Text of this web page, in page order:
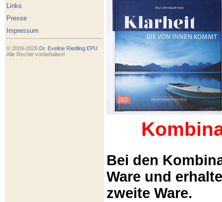
Links
Presse
Impressum
© 2009-2026 Dr. Eveline Riedling EPU
Alle Rechte vorbehalten!
Bei den
Ware und
zweite Ware.